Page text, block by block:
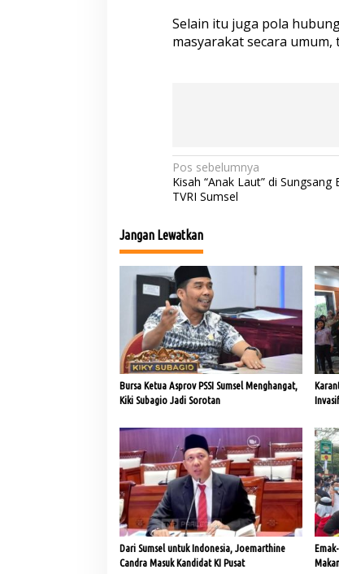
Selain itu juga pola
masyarakat secara umum,
N
a
i
g
a
s
i
p
o
s
Pos sebelumnya
Kisah “Anak Laut” di Sungsang
TVRI Sumsel
Jangan Lewatkan
Bursa Ketua Asprov PSSI Sumsel Menghangat,
Kiki Subagio Jadi Sorotan
Dari Sumsel untuk Indonesia, Joemarthine
Candra Masuk Kandidat KI Pusat